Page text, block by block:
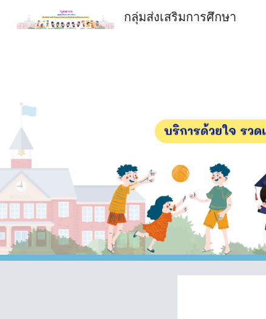
กลุ่มส่งเสริมการศึกษา